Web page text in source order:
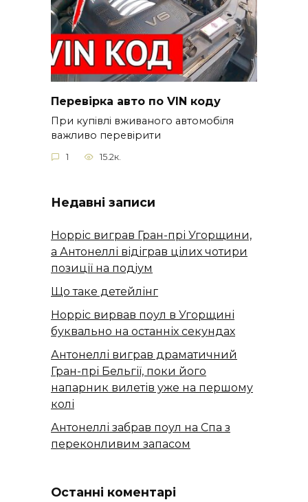
Перевірка авто по VIN коду
При купівлі вживаного автомобіля
важливо перевірити
1 15.2к.
Недавні записи
Норріс виграв Гран-прі Угорщини,
а Антонеллі відіграв цілих чотири
позиції на подіум
Що таке детейлінг
Норріс вирвав поул в Угорщині
буквально на останніх секундах
Антонеллі виграв драматичний
Гран-прі Бельгії, поки його
напарник вилетів уже на першому
колі
Антонеллі забрав поул на Спа з
переконливим запасом
Останні коментарі